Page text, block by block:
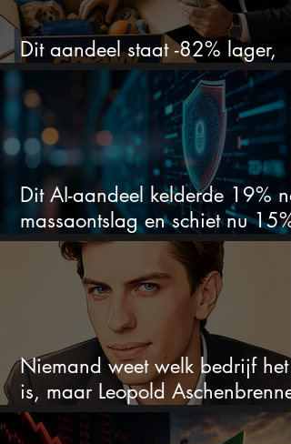
Dit aandeel staat -82% lager,
terwijl het bedrijf gewoon groeit
Dit AI-aandeel kelderde 19% na
massaontslag en schiet nu 15%
omhoog
Niemand weet welk bedrijf het
is, maar Leopold Aschenbrenner
zet er nu $500 miljoen op